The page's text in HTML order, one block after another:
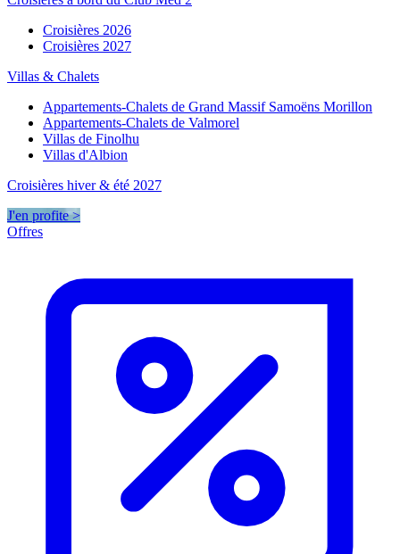
Croisières 2026
Croisières 2027
Villas & Chalets
Appartements-Chalets de Grand Massif Samoëns Morillon
Appartements-Chalets de Valmorel
Villas de Finolhu
Villas d'Albion
Croisières hiver & été 2027
J'en profite >
Offres